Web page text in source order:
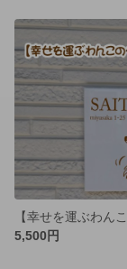
5,500円